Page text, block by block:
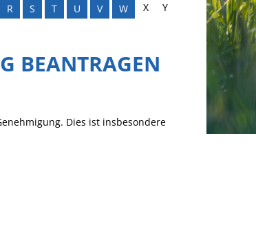
R S T U V W X
Y
BEANTRAGEN
Dies ist insbesondere